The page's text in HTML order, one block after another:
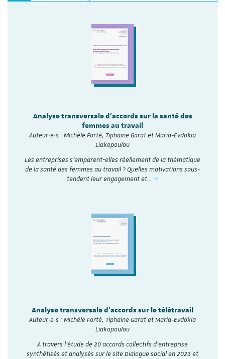
Analyse transversale d'accords sur la santé des
femmes au travail
Auteur·e·s : Michèle Forté, Tiphaine Garat et Maria-Evdokia
Liakopoulou
Les entreprises s’emparent-elles réellement de la thématique
de la santé des femmes au travail ? Quelles motivations sous-
tendent leur engagement et…
Analyse transversale d'accords sur le télétravail
Auteur·e·s : Michèle Forté, Tiphaine Garat et Maria-Evdokia
Liakopoulou
A travers l’étude de 20 accords collectifs d’entreprise
synthétisés et analysés sur le site Dialogue social en 2023 et